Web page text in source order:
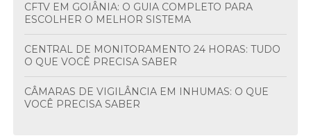
CFTV EM GOIÂNIA: O GUIA COMPLETO PARA
ESCOLHER O MELHOR SISTEMA
CENTRAL DE MONITORAMENTO 24 HORAS: TUDO
O QUE VOCÊ PRECISA SABER
CÂMARAS DE VIGILÂNCIA EM INHUMAS: O QUE
VOCÊ PRECISA SABER